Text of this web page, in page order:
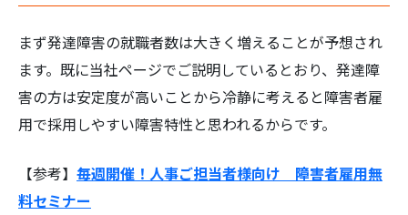
まず発達障害の就職者数は大きく増えることが予想され
ます。既に当社ページでご説明しているとおり、発達障
害の方は安定度が高いことから冷静に考えると障害者雇
用で採用しやすい障害特性と思われるからです。
【参考】 毎週開催！人事ご担当者様向け 障害者雇用無
料セミナー